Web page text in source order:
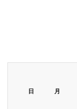
日 月